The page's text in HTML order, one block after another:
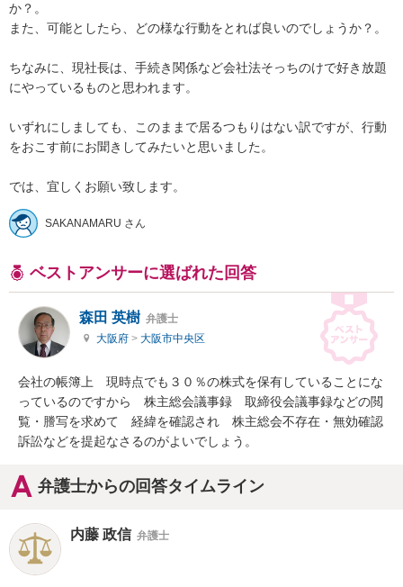
か？。
また、可能としたら、どの様な行動をとれば良いのでしょうか？。
ちなみに、現社長は、手続き関係など会社法そっちのけで好き放題
にやっているものと思われます。
いずれにしましても、このままで居るつもりはない訳ですが、行動
をおこす前にお聞きしてみたいと思いました。
では、宜しくお願い致します。
SAKANAMARU さん
ベストアンサーに選ばれた回答
森田 英樹 弁護士
大阪府 > 大阪市中央区
会社の帳簿上　現時点でも３０％の株式を保有していることにな
っているのですから　株主総会議事録　取締役会議事録などの閲
覧・謄写を求めて　経緯を確認され　株主総会不存在・無効確認
訴訟などを提起なさるのがよいでしょう。
弁護士からの回答タイムライン
内藤 政信 弁護士